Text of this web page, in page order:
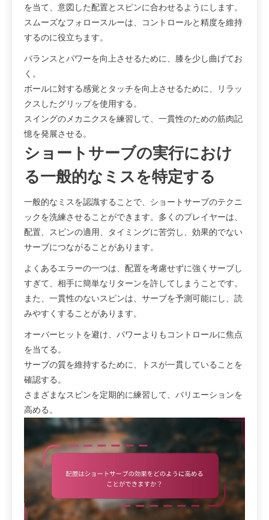
を当て、意図した配置とスピンに合わせるようにします。
スムーズなフォロースルーは、コントロールと精度を維持
するのに役立ちます。
バランスとパワーを向上させるために、膝を少し曲げてお
く。
ボールに対する感覚とタッチを向上させるために、リラッ
クスしたグリップを使用する。
スイングのメカニクスを練習して、一貫性のための筋肉記
憶を発展させる。
ショートサーブの実行におけ
る一般的なミスを特定する
一般的なミスを認識することで、ショートサーブのテクニ
ックを洗練させることができます。多くのプレイヤーは、
配置、スピンの適用、タイミングに苦労し、効果的でない
サーブにつながることがあります。
よくあるエラーの一つは、配置を考慮せずに強くサーブし
すぎて、相手に簡単なリターンを許してしまうことです。
また、一貫性のないスピンは、サーブを予測可能にし、読
みやすくすることがあります。
オーバーヒットを避け、パワーよりもコントロールに焦点
を当てる。
サーブの質を維持するために、トスが一貫していることを
確認する。
さまざまなスピンを定期的に練習して、バリエーションを
高める。